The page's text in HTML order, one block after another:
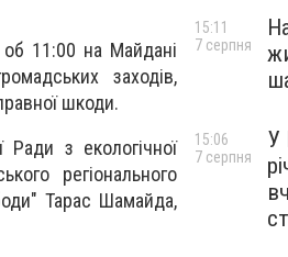
об 11:00 на Майдані
заходів,
шкоди.
Ради з екологічної
регіонального
Тарас Шамайда,
15:11
7 серпня
У
15:06
7 серпня